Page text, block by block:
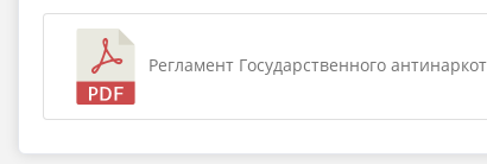
Регламент Государственного